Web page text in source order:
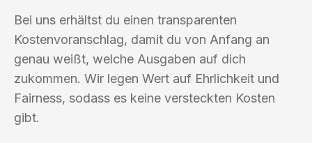
Bei uns erhältst du einen transparenten
Kostenvoranschlag, damit du von Anfang an
genau weißt, welche Ausgaben auf dich
zukommen. Wir legen Wert auf Ehrlichkeit und
Fairness, sodass es keine versteckten Kosten
gibt.